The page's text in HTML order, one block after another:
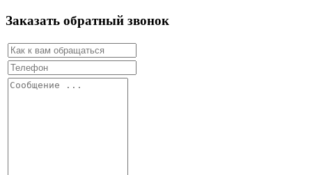
Заказать обратный звонок